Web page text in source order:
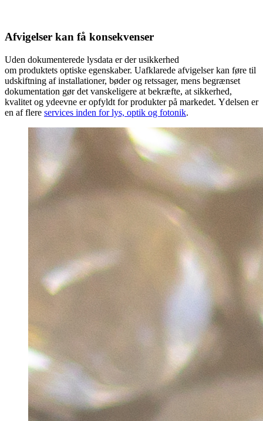
Afvigelser kan få konsekvenser
Uden dokumenterede lysdata er der usikkerhed
om produktets optiske egenskaber. Uafklarede afvigelser kan føre til
udskiftning af installationer, bøder og retssager, mens begrænset
dokumentation gør det vanskeligere at bekræfte, at sikkerhed,
kvalitet og ydeevne er opfyldt for produkter på markedet. Ydelsen er
en af flere services inden for lys, optik og fotonik.